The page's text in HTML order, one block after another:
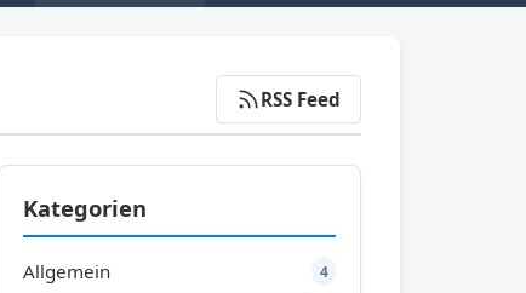
RSS Feed
Kategorien
Allgemein 4